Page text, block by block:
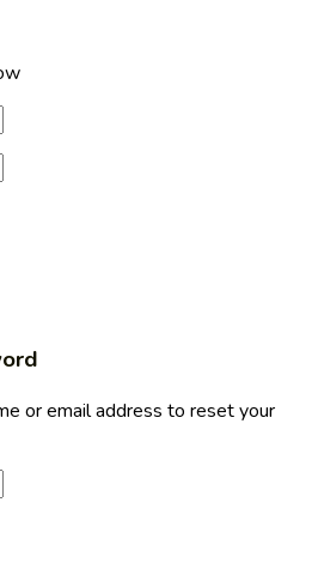
or email address to reset your